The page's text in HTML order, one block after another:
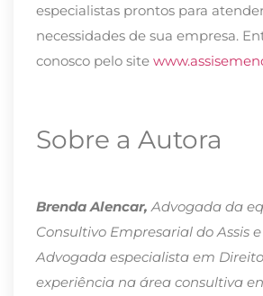
especialistas prontos para
necessidades de sua empresa.
conosco pelo site
Sobre a Autora
Brenda Alencar, Advogada da
Consultivo Empresarial do Assis
Advogada especialista em
experiência na área consultiva